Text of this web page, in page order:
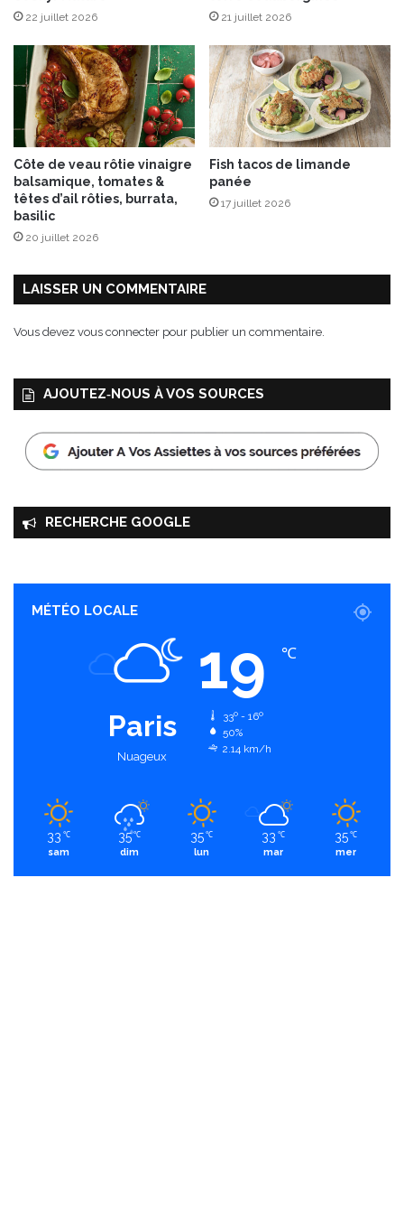
22 juillet 2026 21 juillet 2026
Côte de veau rôtie vinaigre
balsamique, tomates &
têtes d’ail rôties, burrata,
basilic
20 juillet 2026
Fish tacos de limande
panée
17 juillet 2026
LAISSER UN COMMENTAIRE
Vous devez vous connecter pour publier un commentaire.
AJOUTEZ‑NOUS À VOS SOURCES
RECHERCHE GOOGLE
MÉTÉO LOCALE
Paris
Nuageux
19 ℃
33º - 16º
50%
2.14 km/h
33 ℃
sam
35 ℃
dim
35 ℃
lun
33 ℃
mar
35 ℃
mer